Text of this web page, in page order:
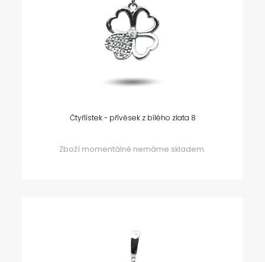
Čtyřlístek - přívěsek z bílého zlata 8
Zboží momentálně nemáme skladem.